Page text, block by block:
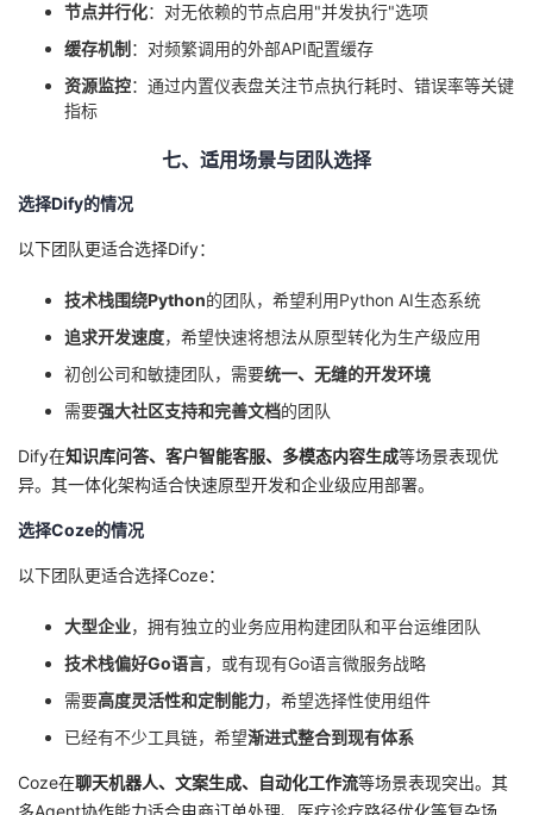
节点并行化：对无依赖的节点启用"并发执行"选项
缓存机制 ：对频繁调用的外部API配置缓存
资源监控：通过内置仪表盘关注节点执行耗时、错误率等关键
指标
七、适用场景与团队选择
选择Dify的情况
以下团队更适合选择Dify：
技术栈围绕Python的团队，希望利用Python AI生态系统
追求开发速度，希望快速将想法从原型转化为生产级应用
初创公司和敏捷团队，需要统一、无缝的开发环境
需要强大社区支持和完善文档的团队
Dify在知识库问答、客户智能客服、多模态内容生成等场景表现优
异。其一体化架构适合快速原型开发和企业级应用部署。
选择Coze的情况
以下团队更适合选择Coze：
大型企业，拥有独立的业务应用构建团队和平台运维团队
技术栈偏好Go语言，或有现有Go语言微服务战略
需要高度灵活性和定制能力，希望选择性使用组件
已经有不少工具链，希望渐进式整合到现有体系
Coze在聊天机器人、文案生成、自动化工作流等场景表现突出。其
多Agent协作能力适合电商订单处理、医疗诊疗路径优化等复杂场